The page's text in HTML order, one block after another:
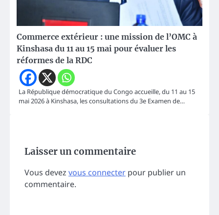
Commerce extérieur : une mission de l’OMC à
Kinshasa du 11 au 15 mai pour évaluer les
réformes de la RDC
La République démocratique du Congo accueille, du 11 au 15
mai 2026 à Kinshasa, les consultations du 3e Examen de…
Laisser un commentaire
Vous devez vous connecter pour publier un
commentaire.